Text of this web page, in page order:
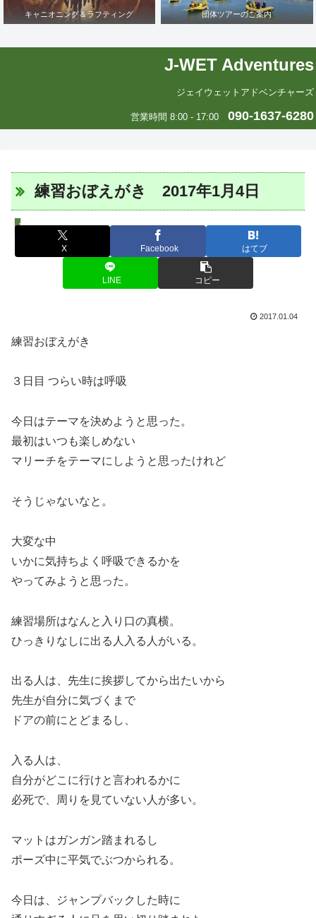
キャニオニング＆ラフティング 団体ツアーのご案内
J-WET Adventures
ジェイウェットアドベンチャーズ
営業時間 8:00 - 17:00 090-1637-6280
練習おぼえがき 2017年1月4日
J-WETインド支部～ヨガのこころ～
X Facebook はてブ
LINE コピー
2017.01.04
練習おぼえがき
３日目 つらい時は呼吸
今日はテーマを決めようと思った。
最初はいつも楽しめない
マリーチをテーマにしようと思ったけれど
そうじゃないなと。
大変な中
いかに気持ちよく呼吸できるかを
やってみようと思った。
練習場所はなんと入り口の真横。
ひっきりなしに出る人入る人がいる。
出る人は、先生に挨拶してから出たいから
先生が自分に気づくまで
ドアの前にとどまるし、
入る人は、
自分がどこに行けと言われるかに
必死で、周りを見ていない人が多い。
マットはガンガン踏まれるし
ポーズ中に平気でぶつかられる。
今日は、ジャンプバックした時に